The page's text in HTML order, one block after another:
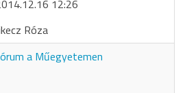
12:26
Róza
a Műegyetemen